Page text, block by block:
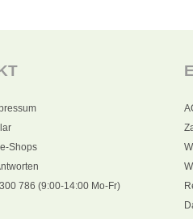
Shops
786 (9:00-14:00 Mo-Fr)